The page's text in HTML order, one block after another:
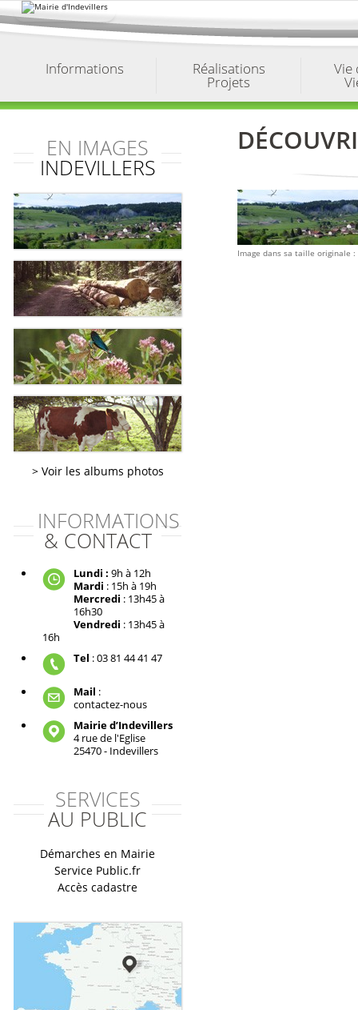
au
contenu.
Informations Réalisations
Projets
Vie
EN IMAGES
INDEVILLERS
Voir les albums photos
INFORMATIONS
& CONTACT
Lundi : 9h à 12h
Mardi : 15h à 19h
Mercredi : 13h45 à
16h30
Vendredi : 13h45 à
16h
Tel : 03 81 44 41 47
Mail :
contactez-nous
Mairie d’Indevillers
4 rue de l'Eglise
25470 - Indevillers
SERVICES
AU PUBLIC
Démarches en Mairie
Service Public.fr
Accès cadastre
Image dans sa taille originale :